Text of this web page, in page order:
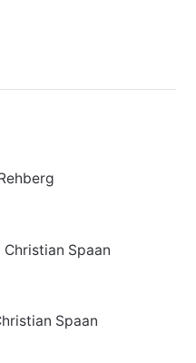
Spaan
Spaan